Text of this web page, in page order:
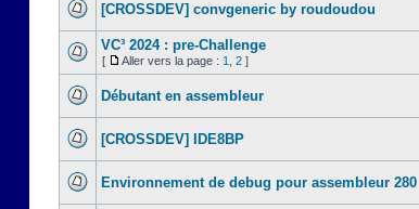
[CROSSDEV] convgeneric by roudoudou
VC³ 2024 : pre-Challenge
[ Aller vers la page : 1 2 ]
Débutant en assembleur
[CROSSDEV] IDE8BP
Environnement de debug pour assembleur 280